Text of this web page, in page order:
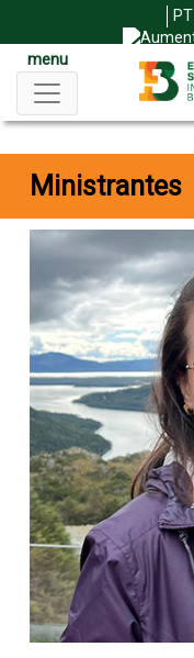
PT
menu
Ministrantes